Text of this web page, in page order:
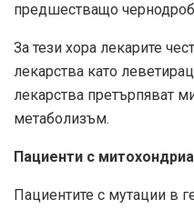
предшестващо
За тези хора лекарите
лекарства като
лекарства претърпяват
метаболизъм.
Пациенти с
Пациентите с мутации в